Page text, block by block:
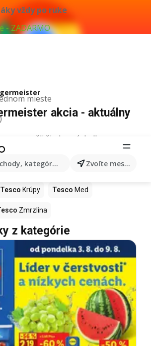
vždy po ruke
- ZADARMO
mieste
kategórie, produkty... Zvoľte mesto
akcia - aktuálny
nenašli žiadne výsledky.
v obchodoch Tesco
Tesco Kiwi Mango
Tesco Krúpy Tesco Med
Zmrzlina
z kategórie